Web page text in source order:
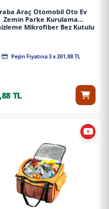
Araç Otomobil Oto Ev
Zemin Parke Kurulama
Mikrofiber Bez Kutulu
Peşin Fiyatına 3 x 261,88 TL
TL